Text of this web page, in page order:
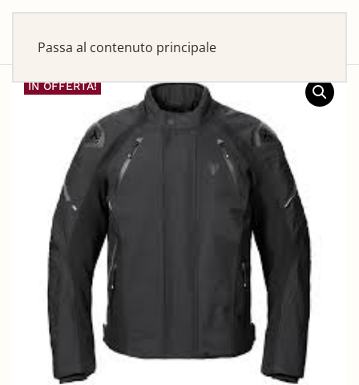
Passa al contenuto principale
IN OFFERTA!